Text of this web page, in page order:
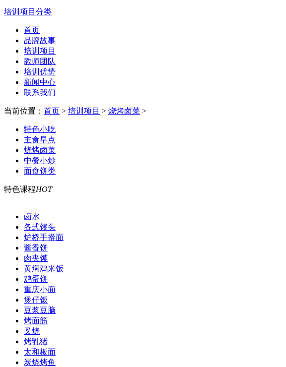
培训项目分类
首页
品牌故事
培训项目
教师团队
培训优势
新闻中心
联系我们
当前位置： 首页 > 培训项目 > 烧烤卤菜 >
特色小吃
主食早点
烧烤卤菜
中餐小炒
面食饼类
特色课程HOT
卤水
各式馒头
炉桥手擀面
酱香饼
肉夹馍
黄焖鸡米饭
鸡蛋饼
重庆小面
煲仔饭
豆浆豆脑
烤面筋
叉烧
烤乳猪
太和板面
炭烧烤鱼